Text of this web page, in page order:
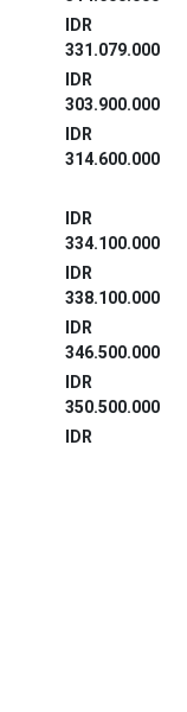
IDR
441.200.000
IDR
442.200.000
IDR
446.700.000
IDR
450.600.000
IDR
451.700.000
IDR
1.154.600.000